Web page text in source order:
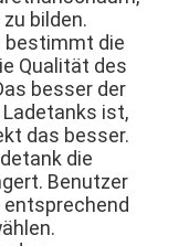
bilden.
bestimmt die
Qualität des
besser der
ist,
das besser.
die
Benutzer